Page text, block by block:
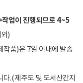
작업이 진행되므로 4~5
)
작품)은 7일 이내에 발송
.(제주도 및 도서산간지